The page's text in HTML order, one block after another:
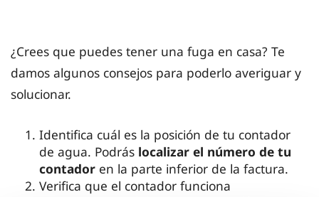
¿Crees que puedes tener una fuga en casa? Te
damos algunos consejos para poderlo averiguar y
solucionar.
Identifica cuál es la posición de tu contador
de agua. Podrás localizar el número de tu
contador en la parte inferior de la factura.
Verifica que el contador funciona